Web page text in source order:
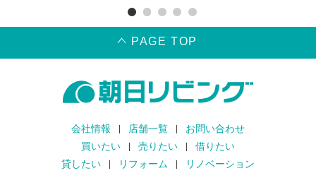
PAGE TOP
会社情報 店舗一覧
お問い合わせ
買いたい
売りたい
借りたい
貸したい
リフォーム リノベーション